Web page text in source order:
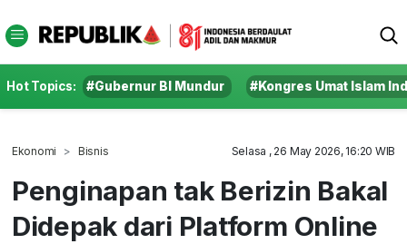
Hot Topics: #Gubernur BI Mundur #Kongres Umat Islam
Ekonomi Bisnis Selasa , 26 May 2026, 16:20 WIB
Penginapan tak Berizin Bakal
Didepak dari Platform Online